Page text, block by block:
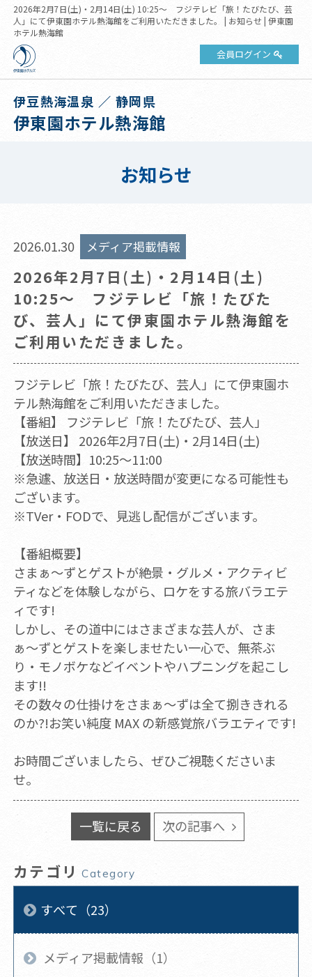
2026年2月7日(土)・2月14日(土) 10:25～ フジテレビ「旅！たびたび、芸
人」にて伊東園ホテル熱海館をご利用いただきました。 | お知らせ | 伊東園
ホテル熱海館
会員ログイン
伊豆熱海温泉 ／ 静岡県
伊東園ホテル熱海館
お知らせ
2026.01.30 メディア掲載情報
2026年2月7日(土)・2月14日(土)
10:25～ フジテレビ「旅！たびた
び、芸人」にて伊東園ホテル熱海館を
ご利用いただきました。
フジテレビ「旅！たびたび、芸人」にて伊東園ホ
テル熱海館をご利用いただきました。
【番組】 フジテレビ「旅！たびたび、芸人」
【放送日】 2026年2月7日(土)・2月14日(土)
【放送時間】10:25～11:00
※急遽、放送日・放送時間が変更になる可能性も
ございます。
※TVer・FODで、見逃し配信がございます。
【番組概要】
さまぁ〜ずとゲストが絶景・グルメ・アクティビ
ティなどを体験しながら、ロケをする旅バラエテ
ィです!
しかし、その道中にはさまざまな芸人が、さま
ぁ〜ずとゲストを楽しませたい一心で、無茶ぶ
り・モノボケなどイベントやハプニングを起こし
ます!!
その数々の仕掛けをさまぁ〜ずは全て捌ききれる
のか?!お笑い純度 MAX の新感覚旅バラエティです!
お時間ございましたら、ぜひご視聴くださいま
せ。
一覧に戻る 次の記事へ
カテゴリ Category
すべて（23）
メディア掲載情報（1）